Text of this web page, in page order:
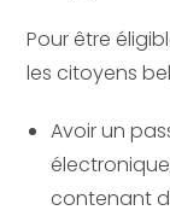
Pour être
les citoyens
Avoir un
contenant